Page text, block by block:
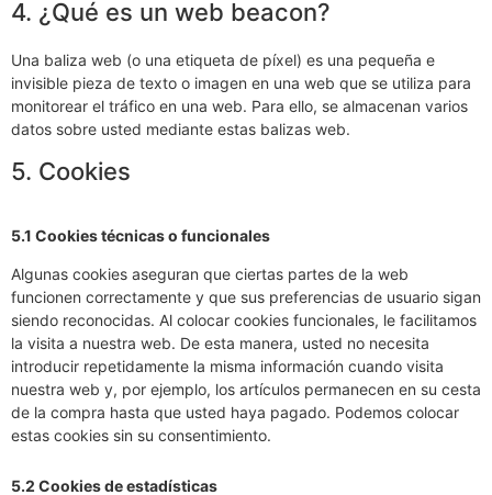
4. ¿Qué es un web beacon?
Una baliza web (o una etiqueta de píxel) es una pequeña e
invisible pieza de texto o imagen en una web que se utiliza para
monitorear el tráfico en una web. Para ello, se almacenan varios
datos sobre usted mediante estas balizas web.
5. Cookies
5.1 Cookies técnicas o funcionales
Algunas cookies aseguran que ciertas partes de la web
funcionen correctamente y que sus preferencias de usuario sigan
siendo reconocidas. Al colocar cookies funcionales, le facilitamos
la visita a nuestra web. De esta manera, usted no necesita
introducir repetidamente la misma información cuando visita
nuestra web y, por ejemplo, los artículos permanecen en su cesta
de la compra hasta que usted haya pagado. Podemos colocar
estas cookies sin su consentimiento.
5.2 Cookies de estadísticas